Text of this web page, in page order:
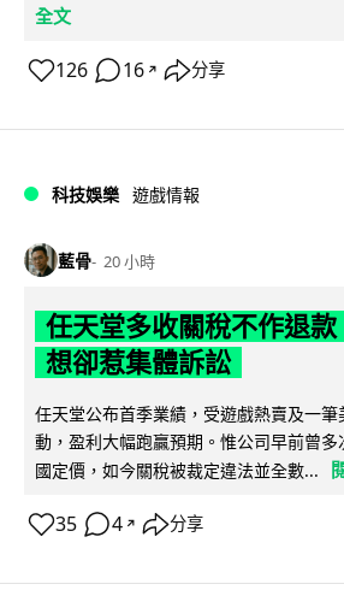
全文
126 16 ↗ 分享
科技娛樂 遊戲情報
藍骨 20 小時
任天堂多收關稅不作退
想卻惹集體訴訟
任天堂公布首季業績，受遊戲熱賣及一
動，盈利大幅跑贏預期。惟公司早前曾
國定價，如今關稅被裁定違法並全數...
35 4 ↗ 分享